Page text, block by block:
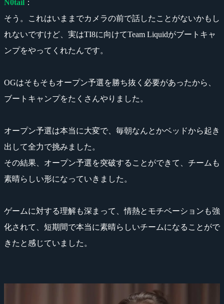
N0tail
：
そう。これはいままでカメラの前で話したことがないかもし
れないですけど、実はTI8に向けてTeam Liquidがブートキャ
ンプをやってくれたんです。
OGはそもそもオープン予選を勝ち抜く必要があったから、
ブートキャンプをたくさんやりました。
オープン予選は本当に大変で、毎朝なんとかベッドから起き
出して全力で挑みました。
その結果、オープン予選を突破することができて、チームも
素晴らしい形になっていきました。
ゲームに対する理解も深まって、情熱とモチベーションも強
化されて、短期間で本当に素晴らしいチームになることがで
きたと感じていました。